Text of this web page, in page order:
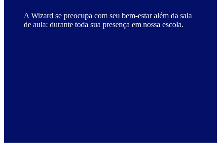
A Wizard se preocupa com seu bem-estar além da sala
de aula: durante toda sua presença em nossa escola.